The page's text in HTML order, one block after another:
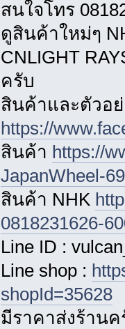
สนใจโทร
ดูสินค้าใหม่ๆ
CNLIGHT
ครับ
สินค้าและตัวอ
https://
สินค้า https://
JapanWheel-
สินค้า NHK
0818231626-
Line ID :
Line shop :
shopId=35628
มีราคาส่งร้านค